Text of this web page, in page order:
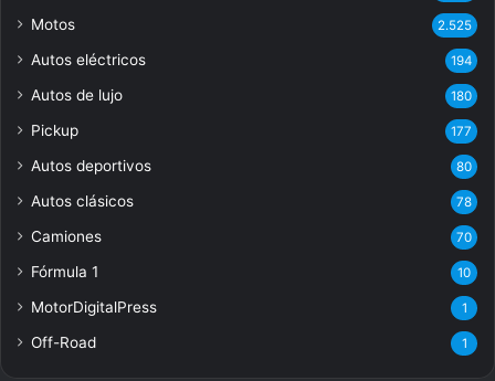
Motos 2.525
Autos eléctricos 194
Autos de lujo 180
Pickup 177
Autos deportivos 80
Autos clásicos 78
Camiones 70
Fórmula 1 10
MotorDigitalPress 1
Off-Road 1